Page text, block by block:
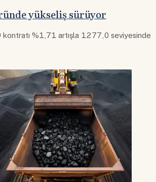
yükseliş sürüyor
%1,71 artışla 1277,0 seviyesinde